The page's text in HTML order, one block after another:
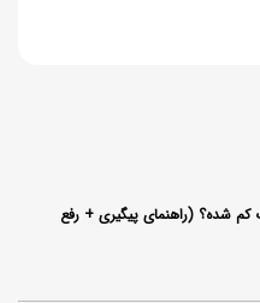
کم شده؟ (راهنمای پیگیری + رفع